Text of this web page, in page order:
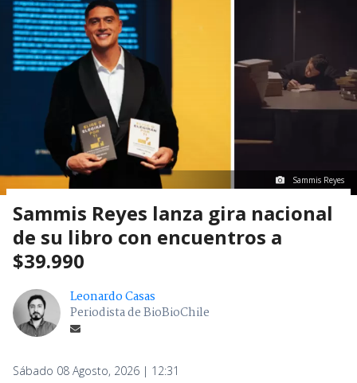
Sammis Reyes
Sammis Reyes lanza gira nacional
de su libro con encuentros a
$39.990
Leonardo Casas
Periodista de BioBioChile
Sábado 08 Agosto, 2026 | 12:31